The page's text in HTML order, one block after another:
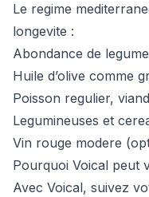
Le regime
longevite :
Abondance de
Huile d’olive comme
Poisson regulier,
Legumineuses et
Vin rouge modere
Pourquoi Voical peut
Avec Voical, suivez